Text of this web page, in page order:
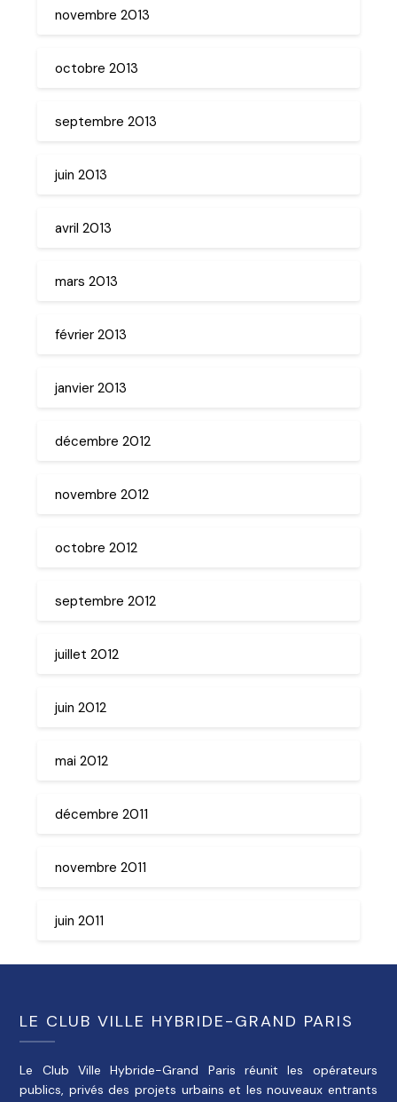
novembre 2013
octobre 2013
septembre 2013
juin 2013
avril 2013
mars 2013
février 2013
janvier 2013
décembre 2012
novembre 2012
octobre 2012
septembre 2012
juillet 2012
juin 2012
mai 2012
décembre 2011
novembre 2011
juin 2011
LE CLUB VILLE HYBRIDE-GRAND PARIS
Le Club Ville Hybride-Grand Paris réunit les opérateurs
publics, privés des projets urbains et les nouveaux entrants